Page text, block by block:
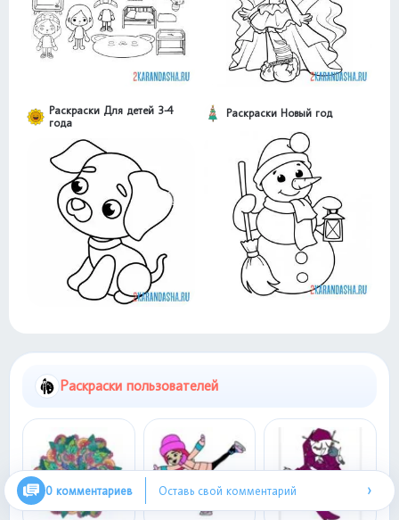
Раскраски Для детей 3-4
года
Раскраски Новый год
Раскраски пользователей
0 комментариев Оставь свой комментарий ›